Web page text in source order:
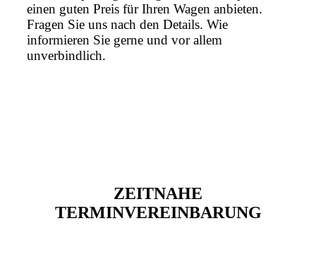
einen guten Preis für Ihren Wagen anbieten.
Fragen Sie uns nach den Details. Wie
informieren Sie gerne und vor allem
unverbindlich.
ZEITNAHE
TERMINVEREINBARUNG